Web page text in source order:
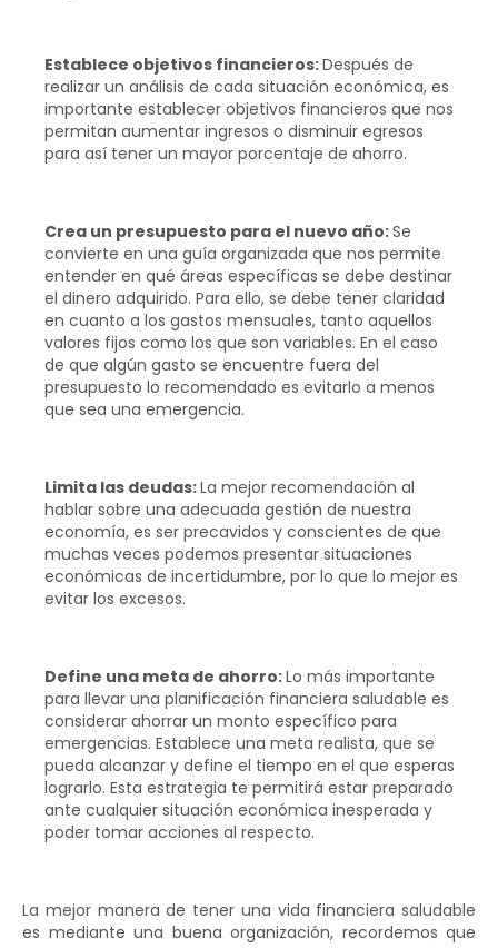
Establece objetivos financieros:Después de
realizar un análisis de cada situación económica, es
importante establecer objetivos financieros que nos
permitan aumentar ingresos o disminuir egresos
para así tener un mayor porcentaje de ahorro.
Crea un presupuesto para el nuevo año:Se
convierte en una guía organizada que nos permite
entender en qué áreas específicas se debe destinar
el dinero adquirido. Para ello, se debe tener claridad
en cuanto a los gastos mensuales, tanto aquellos
valores fijos como los que son variables. En el caso
de que algún gasto se encuentre fuera del
presupuesto lo recomendado es evitarlo a menos
que sea una emergencia.
Limita las deudas:La mejor recomendación al
hablar sobre una adecuada gestión de nuestra
economía, es ser precavidos y conscientes de que
muchas veces podemos presentar situaciones
económicas de incertidumbre, por lo que lo mejor es
evitar los excesos.
Define una meta de ahorro:Lo más importante
para llevar una planificación financiera saludable es
considerar ahorrar un monto específico para
emergencias. Establece una meta realista, que se
pueda alcanzar y define el tiempo en el que esperas
lograrlo. Esta estrategia te permitirá estar preparado
ante cualquier situación económica inesperada y
poder tomar acciones al respecto.
La mejor manera de tener una vida financiera saludable
es mediante una buena organización, recordemos que